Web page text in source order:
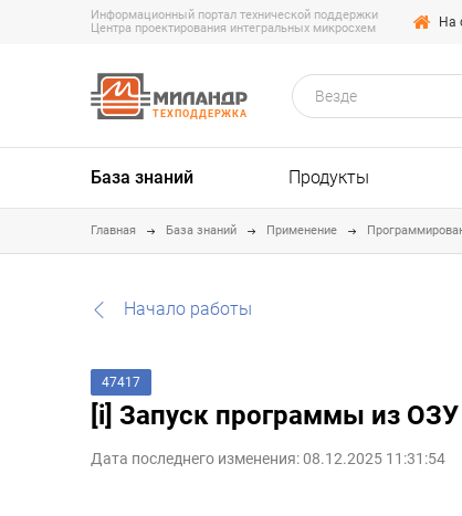
Информационный портал технической поддержки
Центра проектирования интегральных микросхем
На
ТЕХПОДДЕРЖКА
Везде
База знаний Продукты
Главная База знаний Применение
Начало работы
47417
[i] Запуск программы из ОЗУ
Дата последнего изменения: 08.12.2025 11:31:54